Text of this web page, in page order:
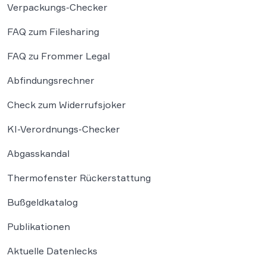
Verpackungs-Checker
FAQ zum Filesharing
FAQ zu Frommer Legal
Abfindungsrechner
Check zum Widerrufsjoker
KI-Verordnungs-Checker
Abgasskandal
Thermofenster Rückerstattung
Bußgeldkatalog
Publikationen
Aktuelle Datenlecks